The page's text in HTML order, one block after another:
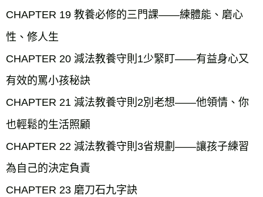
CHAPTER 19 教養必修的三門課——練體能、磨心
性、修人生
CHAPTER 20 減法教養守則1少緊盯——有益身心又
有效的罵小孩秘訣
CHAPTER 21 減法教養守則2別老想——他領情、你
也輕鬆的生活照顧
CHAPTER 22 減法教養守則3省規劃——讓孩子練習
為自己的決定負責
CHAPTER 23 磨刀石九字訣